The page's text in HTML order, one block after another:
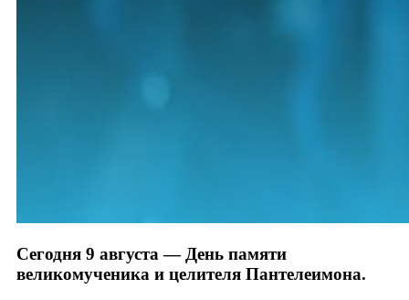
Сегодня 9 августа — День памяти
великомученика и целителя Пантелеимона.